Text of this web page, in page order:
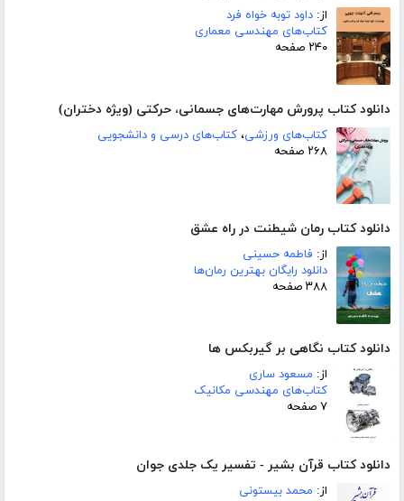
از: داود توبه خواه فرد
کتاب‌های مهندسی معماری
۲۴۰ صفحه
دانلود کتاب پرورش مهارت‌های جسمانی، حرکتی (ویژه دختران)
کتاب‌های ورزشی، کتاب‌های درسی و دانشجویی
۲۶۸ صفحه
دانلود کتاب رمان شیطنت در راه عشق
از: فاطمه حسینی
دانلود رایگان بهترین رمان‌ها
۳۸۸ صفحه
دانلود کتاب نگاهی بر گیربکس ها
از: مسعود ساری
کتاب‌های مهندسی مکانیک
۷ صفحه
دانلود کتاب قرآن بشیر - تفسیر یک جلدی جوان
از: محمد بیستونی